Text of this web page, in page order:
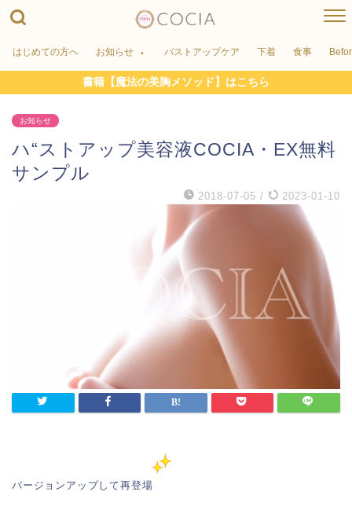
はじめての方へ お知らせ バストアップケア 下着 食事
書籍【魔法の美胸メソッド】はこちら
お知らせ
ハ“ストアップ美容液COCIA・EX無料
サンプル
2018-07-05 / 2023-01-10
バージョンアップして再登場